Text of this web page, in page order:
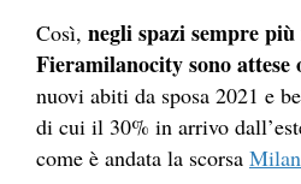
Così, negli spazi sempre
Fieramilanocity sono attese
nuovi abiti da sposa 2021 e
di cui il 30% in arrivo
come è andata la scorsa